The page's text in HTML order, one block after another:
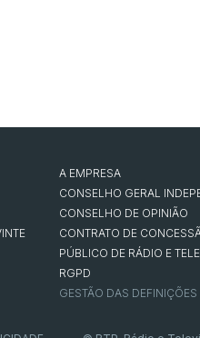
A EMPRESA
CONSELHO GERAL
CONSELHO DE OPINIÃO
CONTRATO DE
PÚBLICO DE RÁDIO E
RGPD
GESTÃO DAS